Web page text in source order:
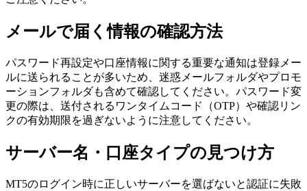
メールで届く情報の確認方法
パスワード再設定や口座情報に関する重要な通知は登録メー
ルに送られることが多いため、迷惑メールフォルダやプロモ
ーションフォルダも含めて確認してください。パスワード変
更の際は、送付されるワンタイムコード（OTP）や確認リン
クの有効期限を過ぎないように注意してください。
サーバー名・口座タイプの見つけ方
MT5のログイン時に正しいサーバーを選ばないと認証に失敗